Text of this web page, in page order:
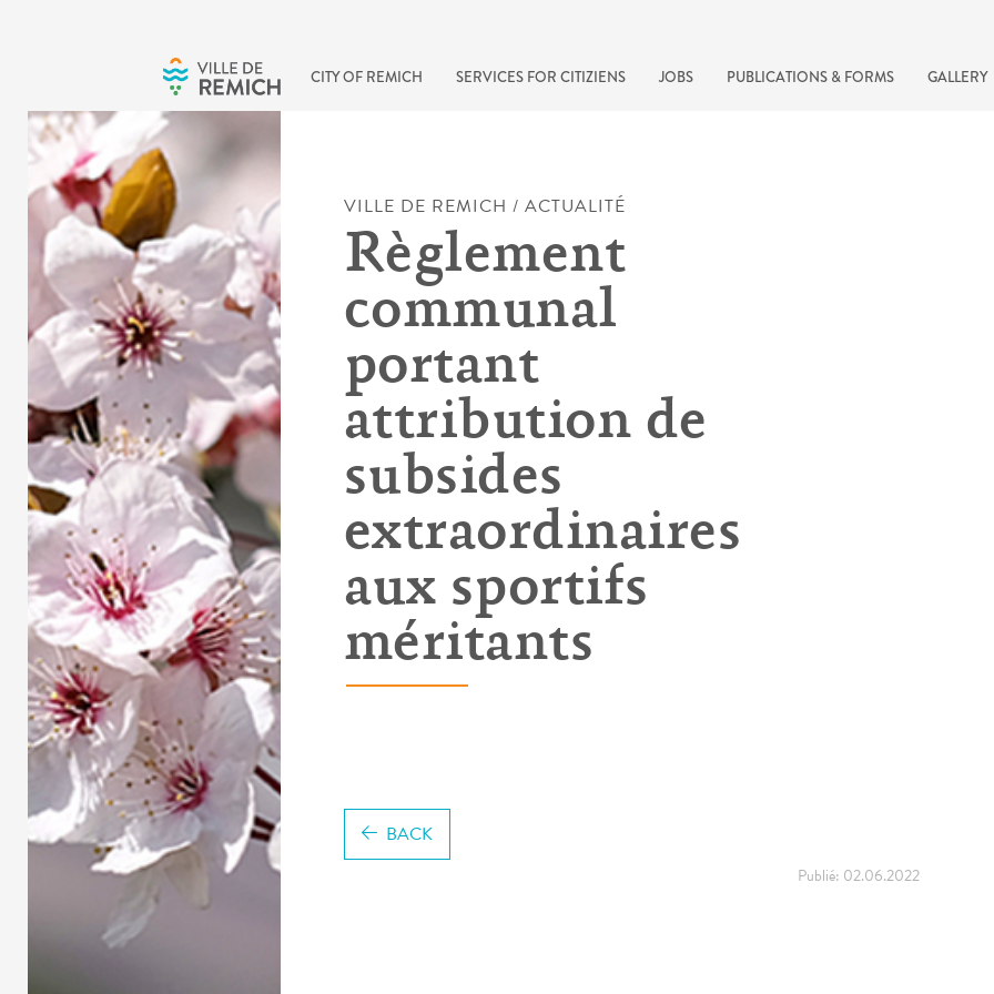
CITY OF REMICH SERVICES FOR CITIZIENS JOBS PUBLICATIONS & FORMS GALLERY
VILLE DE REMICH / ACTUALITÉ
Règlement
communal
portant
attribution de
subsides
extraordinaires
aux sportifs
méritants
Publié: 02.06.2022
BACK